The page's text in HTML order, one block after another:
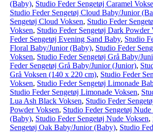
(Baby), Studio Feder Sengetøj Caramel
Studio Feder Sengetøj Cloud Baby/Junior
Sengetøj Cloud Voksen, Studio Feder
Voksen, Studio Feder Sengetøj Dark Powder
Feder Sengetøj Evening Sand Baby, Studio
Floral Baby/Junior (Baby), Studio Feder
Voksen, Studio Feder Sengetøj Grå Baby/
Feder Sengetøj Grå Baby/Junior (Junior),
Grå Voksen (140 x 220 cm), Studio Feder
Voksen, Studio Feder Sengetøj Limonade
Studio Feder Sengetøj Limonade Voksen,
Lua Ash Black Voksen, Studio Feder
Powder Voksen, Studio Feder Sengetøj
(Baby), Studio Feder Sengetøj Nude Voksen,
Sengetøj Oak Baby/Junior (Baby), Studio